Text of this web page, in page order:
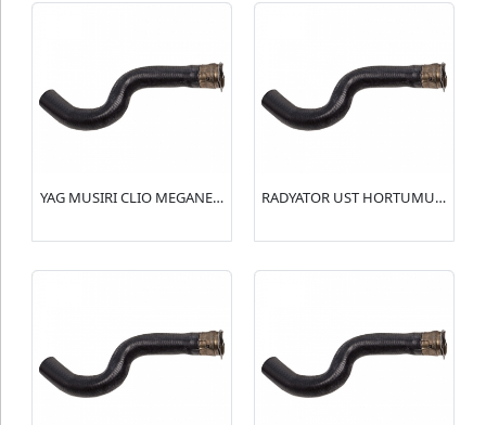
YAG MUSIRI CLIO MEGANE I 1.9 TDI 2.0I 96-> ( 77 00 845 214 ) RADYATOR UST HORTUMU (R15151) 406 2.0 16V(1343.AA)